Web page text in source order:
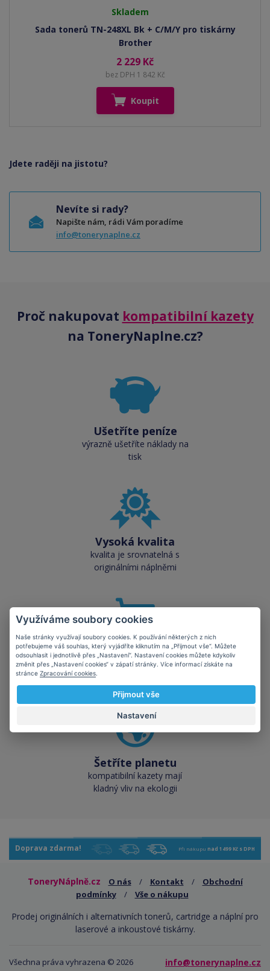
Skladem
Sada tonerů TN-248XL Bk + C/M/Y pro tiskárny
Brother
2 229 Kč
bez DPH 1 842 Kč
Koupit
Jdete raději na jistotu?
Nevíte si rady?
Napište nám, rádi Vám poradíme
info@tonerynaplne.cz
Proč nakupovat kompatibilní kazety
na ToneryNaplne.cz?
Ušetříte peníze
výrazně ušetříte náklady na
tisk
Vysoká kvalita
kvalita je srovnatelná s
originálními náplněmi
Skladem téměř vše
přes 50 000 skladových
zásob pro okamžitý odběr
Šetříte planetu
kompatibilní kazety mají
kladný vliv na ekologii
Doprava zdarma! Při nákupu nad 1499 Kč s DPH
ToneryNáplně.cz O nás / Kontakt /
Obchodní
podmínky
/ Vše o nákupu
Prodej originálních i alternativních tonerů, cartridge a náplní pro
laserové a inkoustové tiskárny.
info@tonerynaplne.cz
Všechna práva vyhrazena © 2026
Využíváme soubory cookies
Naše stránky využívají soubory cookies. K používání některých z nich
potřebujeme váš souhlas, který vyjádříte kliknutím na „Přijmout vše“. Můžete
odsouhlasit i jednotlivě přes „Nastavení“. Nastavení cookies můžete kdykoliv
změnit přes „Nastavení cookies“ v zápatí stránky. Více informací získáte na
stránce Zpracování cookies
Přijmout vše
Nastavení